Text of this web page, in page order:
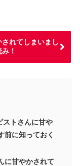
されてしまいまし
！
トさんに甘や
前に知っておく
に甘やかされて